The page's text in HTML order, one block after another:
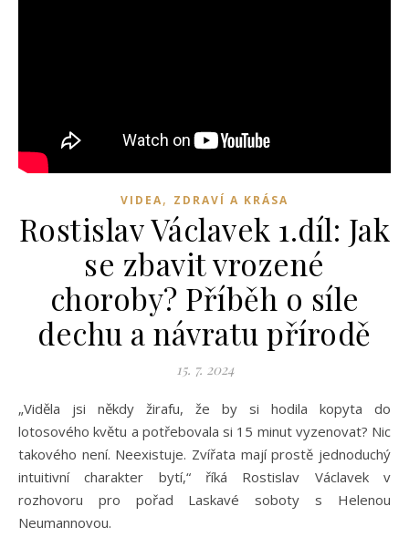
VIDEA, ZDRAVÍ A KRÁSA
Rostislav Václavek 1.díl: Jak
se zbavit vrozené
choroby? Příběh o síle
dechu a návratu přírodě
15. 7. 2024
„Viděla jsi někdy žirafu, že by si hodila kopyta do
lotosového květu a potřebovala si 15 minut vyzenovat? Nic
takového není. Neexistuje. Zvířata mají prostě jednoduchý
intuitivní charakter bytí,“ říká Rostislav Václavek v
rozhovoru pro pořad Laskavé soboty s Helenou
Neumannovou.